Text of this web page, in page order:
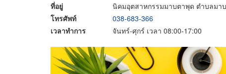
ที่อยู่
นิคมอุตสาหกรรมมาบตาพุด ตำบลมาบ
โทรศัพท์
038-683-366
เวลาทำการ
จันทร์-ศุกร์ เวลา 08:00-17:00